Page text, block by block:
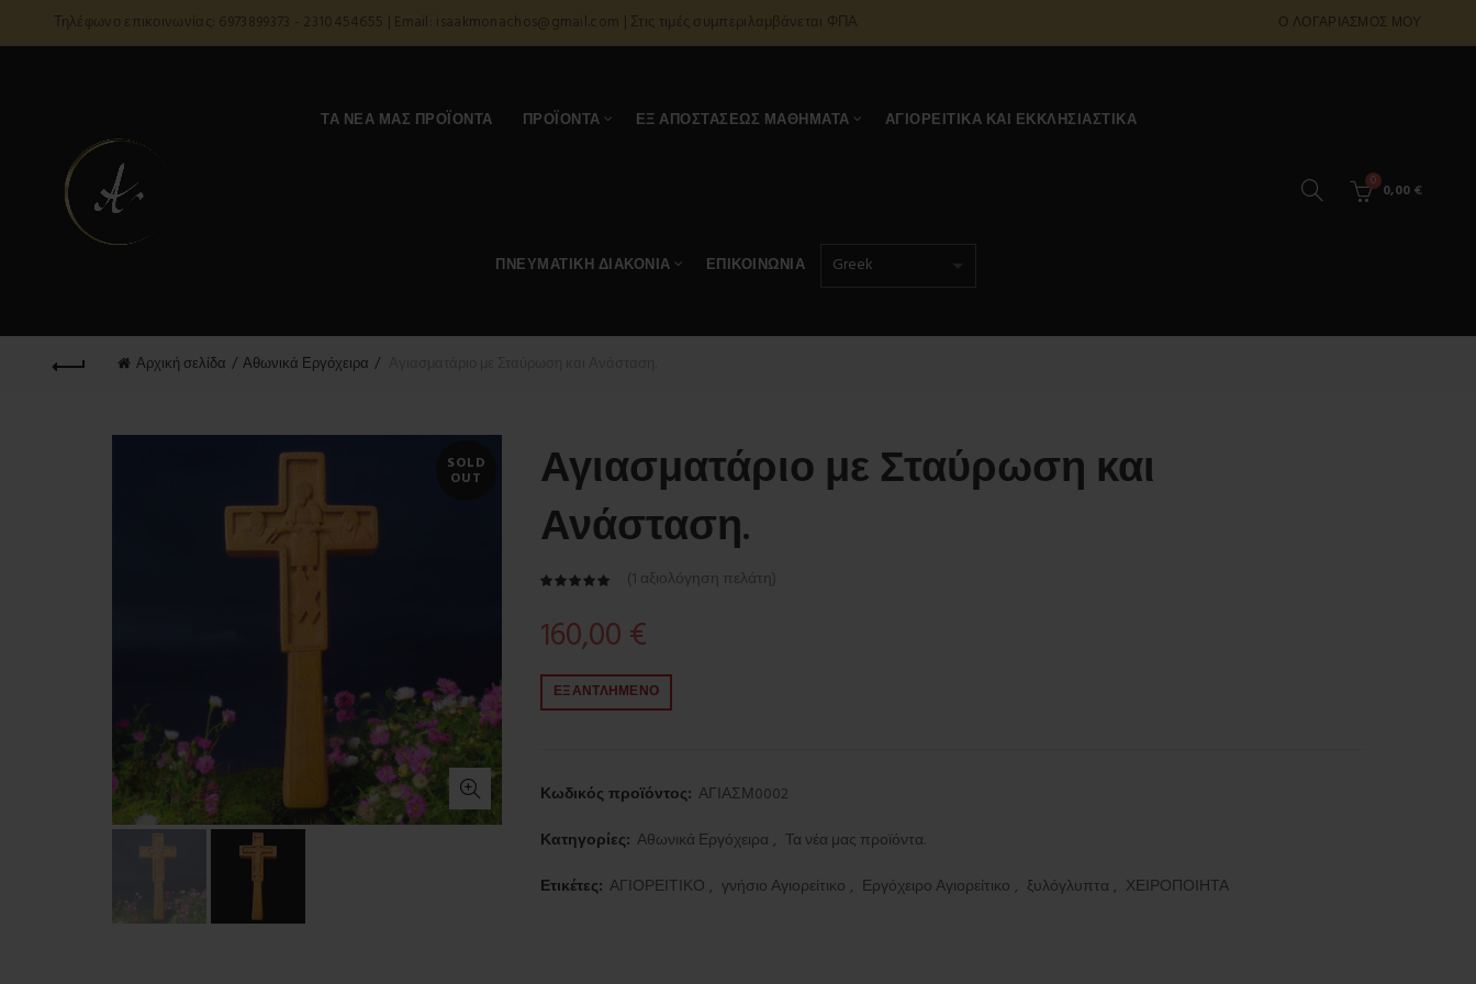
Τηλέφωνο επικοινωνίας: 6973899373 - 2310454655 | Email: isaakmonachos@gmail.com | Στις τιμές συμπεριλαμβάνεται ΦΠΑ Ο ΛΟΓΑΡΙΑΣΜΌΣ ΜΟΥ
ΤΑ ΝΈΑ ΜΑΣ ΠΡΟΪΌΝΤΑ ΠΡΟΪΌΝΤΑ ΕΞ ΑΠΟΣΤΆΣΕΩΣ ΜΑΘΉΜΑΤΑ ΑΓΙΟΡΕΊΤΙΚΑ ΚΑΙ ΕΚΚΛΗΣΙΑΣΤΙΚΆ
ΠΝΕΥΜΑΤΙΚΉ ΔΙΑΚΟΝΊΑ ΕΠΙΚΟΙΝΩΝΊΑ
0 0,00 €
Αρχική σελίδα Αθωνικά Εργόχειρα
SOLD
OUT Αγιασματάριο με Σταύρωση και
Ανάσταση.
(1 αξιολόγηση πελάτη)
160,00 €
ΕΞΑΝΤΛΗΜΈΝΟ
Κωδικός προϊόντος: ΑΓΙΑΣΜ0002
Κατηγορίες: Αθωνικά Εργόχειρα , Τα νέα μας προϊόντα.
Ετικέτες: ΑΓΙΟΡΕΙΤΙΚΟ , γνήσιο Αγιορείτικο , Εργόχειρο Αγιορείτικο , ξυλόγλυπτα , ΧΕΙΡΟΠΟΙΗΤΑ